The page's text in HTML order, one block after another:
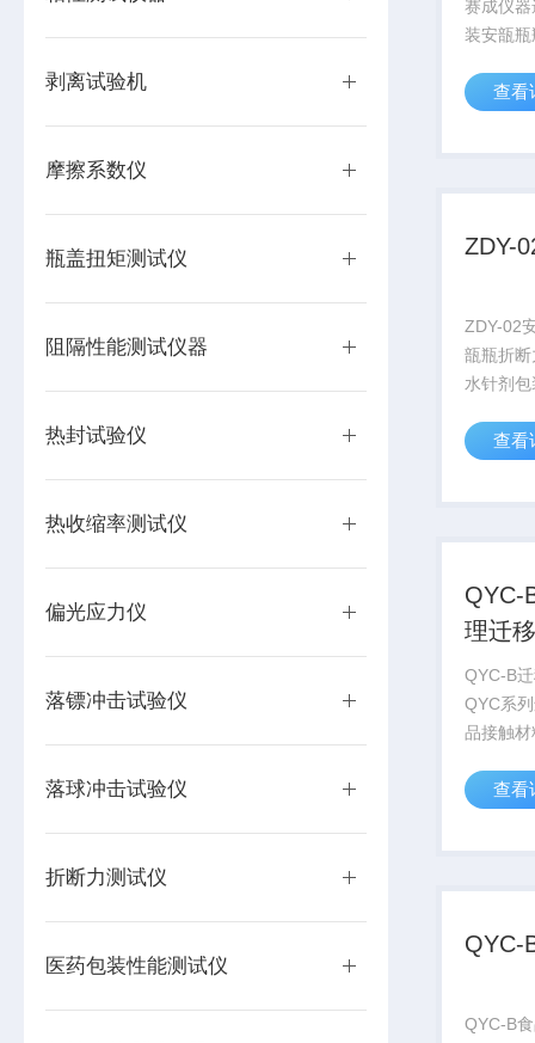
剥离试验机
摩擦系数仪
瓶盖扭矩测试仪
阻隔性能测试仪器
热封试验仪
热收缩率测试仪
偏光应力仪
落镖冲击试验仪
落球冲击试验仪
折断力测试仪
医药包装性能测试仪
赛成仪
装安瓿
口红折
机构，
查看
ZDY-
ZDY-02
瓿瓶折
水针剂
用于测
商、药
查看
QYC-
理迁
QYC-B
QYC系
品接触
材料及制
查看
QYC-
QYC-B